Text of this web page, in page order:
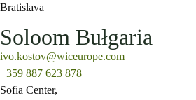
Bratislava
Soloom Bułgaria
ivo.kostov@wiceurope.com
+359 887 623 878
Sofia Center,